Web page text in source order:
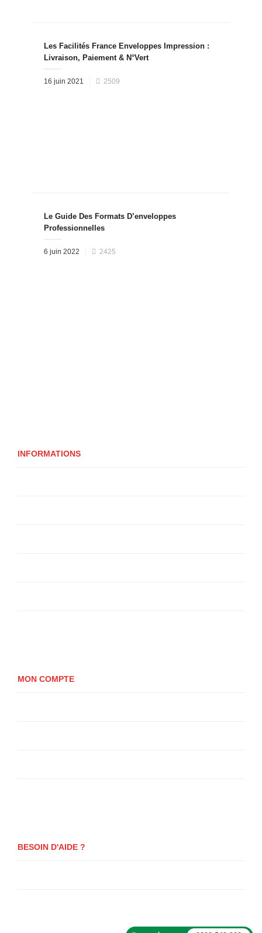
Les Facilités France Enveloppes Impression :
Livraison, Paiement & N°Vert
Posted
16 juin 2021 2509
Le Guide Des Formats D’enveloppes
Professionnelles
Posted
6 juin 2022 2425
INFORMATIONS
MON COMPTE
BESOIN D'AIDE ?